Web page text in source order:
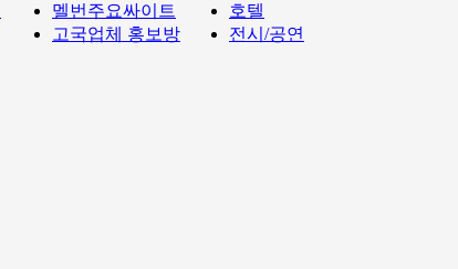
멜번주요싸이트
고국업체 홍보방
호텔
전시/공연